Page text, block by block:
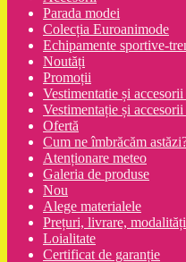
Parada modei
Colecția Euroanimode
Echipamente sportive-
Noutăți
Promoții
Vestimentatie și
Vestimentație și
Ofertă
Cum ne îmbrăcăm
Atenționare meteo
Galeria de produse
Nou
Alege materialele
Prețuri, livrare,
Loialitate
Certificat de garanție